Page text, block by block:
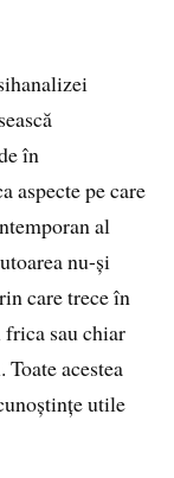
în
aspecte pe care
al
nu-și
care trece în
sau chiar
acestea
utile